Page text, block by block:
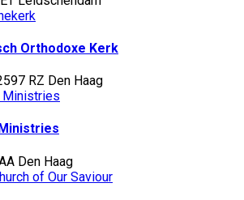
Orthodoxe Kerk
RZ Den Haag
Den Haag